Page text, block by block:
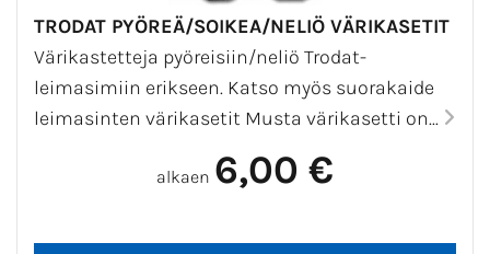
TRODAT PYÖREÄ/SOIKEA/NELIÖ VÄRIKASETIT
Värikastetteja pyöreisiin/neliö Trodat-
leimasimiin erikseen. Katso myös suorakaide
leimasinten värikasetit Musta värikasetti on...
alkaen 6,00 €